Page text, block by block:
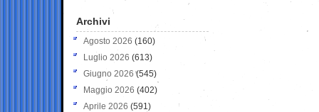
Archivi
Agosto 2026 (160)
Luglio 2026 (613)
Giugno 2026 (545)
Maggio 2026 (402)
Aprile 2026 (591)